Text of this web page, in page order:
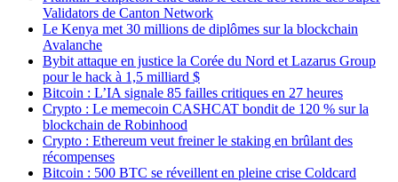
Validators de Canton Network
Le Kenya met 30 millions de diplômes sur la blockchain
Avalanche
Bybit attaque en justice la Corée du Nord et Lazarus Group
pour le hack à 1,5 milliard $
Bitcoin : L’IA signale 85 failles critiques en 27 heures
Crypto : Le memecoin CASHCAT bondit de 120 % sur la
blockchain de Robinhood
Crypto : Ethereum veut freiner le staking en brûlant des
récompenses
Bitcoin : 500 BTC se réveillent en pleine crise Coldcard